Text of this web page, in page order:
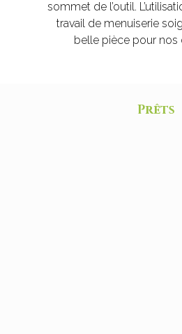
sommet de l’outil.
travail de menuiserie
belle pièce pour nos
Prêts